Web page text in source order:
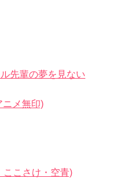
先輩の夢を見ない
ニメ無印)
ここさけ・空青)